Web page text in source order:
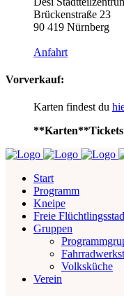
Brückenstraße 23
90 419 Nürnberg
Anfahrt
Vorverkauf:
Karten findest du
Start
Programm
Kneipe
Freie
Gruppen
Volksküche
Verein